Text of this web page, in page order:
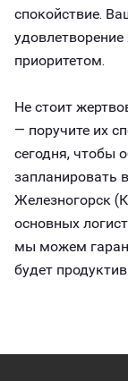
спокойствие.
приоритетом.
Не стоит
— поручите их
сегодня, чтобы
запланировать
Железногорск
основных
мы можем
будет